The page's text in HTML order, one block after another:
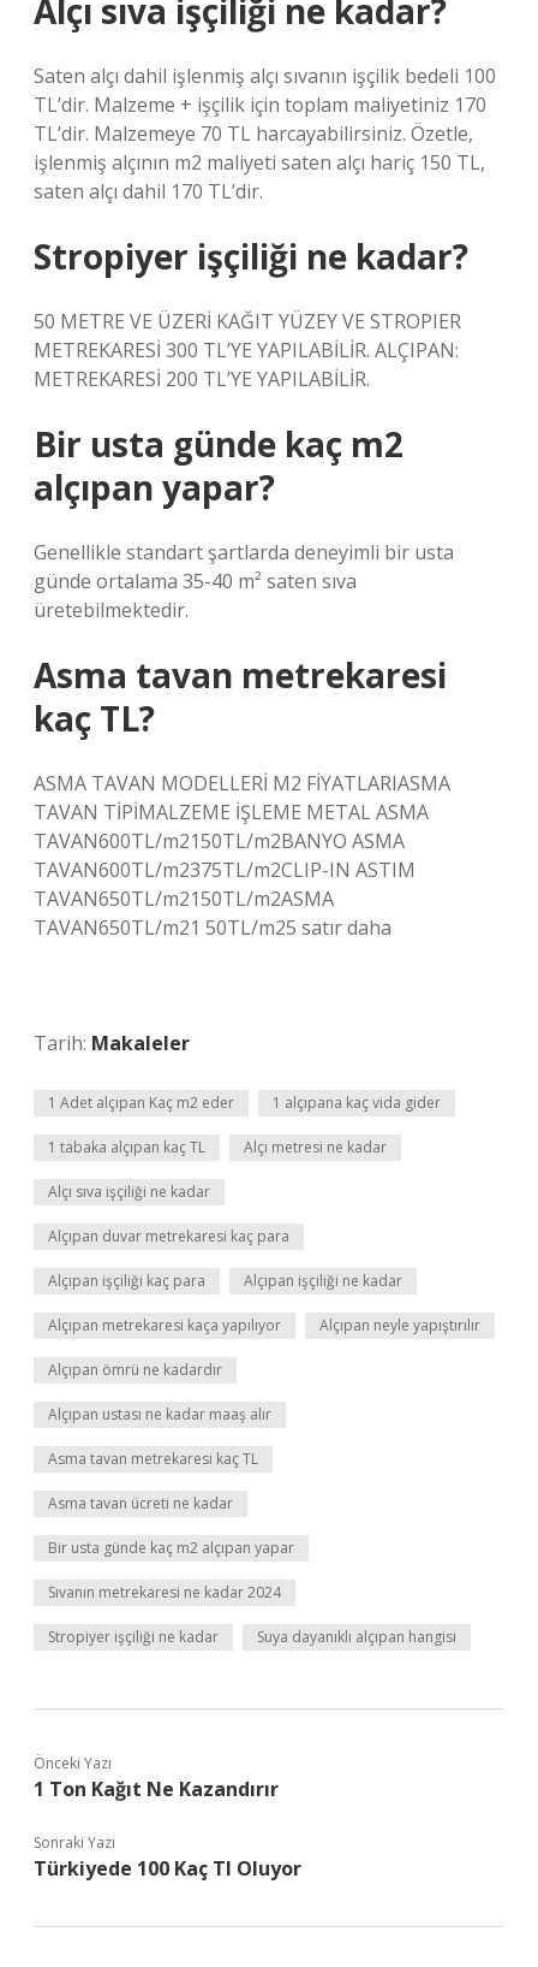
Alçı sıva işçiliği ne kadar?
Saten alçı dahil işlenmiş alçı sıvanın işçilik bedeli 100
TL’dir. Malzeme + işçilik için toplam maliyetiniz 170
TL’dir. Malzemeye 70 TL harcayabilirsiniz. Özetle,
işlenmiş alçının m2 maliyeti saten alçı hariç 150 TL,
saten alçı dahil 170 TL’dir.
Stropiyer işçiliği ne kadar?
50 METRE VE ÜZERİ KAĞIT YÜZEY VE STROPIER
METREKARESİ 300 TL’YE YAPILABİLİR. ALÇIPAN:
METREKARESİ 200 TL’YE YAPILABİLİR.
Bir usta günde kaç m2
alçıpan yapar?
Genellikle standart şartlarda deneyimli bir usta
günde ortalama 35-40 m² saten sıva
üretebilmektedir.
Asma tavan metrekaresi
kaç TL?
ASMA TAVAN MODELLERİ M2 FİYATLARIASMA
TAVAN TİPİMALZEME İŞLEME METAL ASMA
TAVAN600TL/m2150TL/m2BANYO ASMA
TAVAN600TL/m2375TL/m2CLIP-IN ASTIM
TAVAN650TL/m2150TL/m2ASMA
TAVAN650TL/m21 50TL/m25 satır daha
Tarih: Makaleler
1 Adet alçıpan Kaç m2 eder 1 alçıpana kaç vida gider
1 tabaka alçıpan kaç TL Alçı metresi ne kadar
Alçı sıva işçiliği ne kadar
Alçıpan duvar metrekaresi kaç para
Alçıpan işçiliği kaç para Alçıpan işçiliği ne kadar
Alçıpan metrekaresi kaça yapılıyor Alçıpan neyle yapıştırılır
Alçıpan ömrü ne kadardır
Alçıpan ustası ne kadar maaş alır
Asma tavan metrekaresi kaç TL
Asma tavan ücreti ne kadar
Bir usta günde kaç m2 alçıpan yapar
Sıvanın metrekaresi ne kadar 2024
Stropiyer işçiliği ne kadar Suya dayanıklı alçıpan hangisi
Önceki Yazı
1 Ton Kağıt Ne Kazandırır
Sonraki Yazı
Türkiyede 100 Kaç Tl Oluyor